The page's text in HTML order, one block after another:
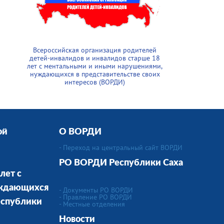
Всероссийская организация родителей
детей-инвалидов и инвалидов старше 18
лет с ментальными и иными нарушениями,
нуждающихся в представительстве своих
интересов (ВОРДИ)
с
О ВОРДИ
- Переход на центральный сайт ВОРДИ
РО ВОРДИ
Республики Саха
- Документы РО ВОРДИ
- Правление РО ВОРДИ
- Местные отделения
Новости